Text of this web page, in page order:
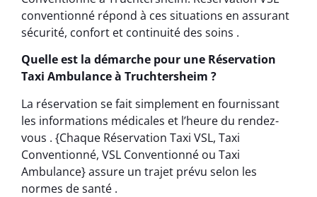
conventionné répond à ces situations en assurant
sécurité, confort et continuité des soins .
Quelle est la démarche pour une Réservation
Taxi Ambulance à Truchtersheim ?
La réservation se fait simplement en fournissant
les informations médicales et l’heure du rendez-
vous . {Chaque Réservation Taxi VSL, Taxi
Conventionné, VSL Conventionné ou Taxi
Ambulance} assure un trajet prévu selon les
normes de santé .